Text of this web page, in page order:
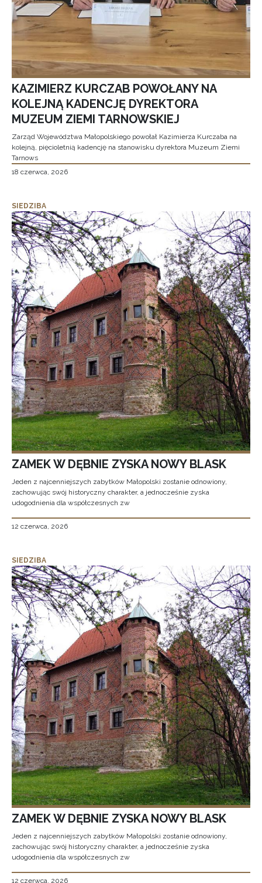
KAZIMIERZ KURCZAB POWOŁANY NA
KOLEJNĄ KADENCJĘ DYREKTORA
MUZEUM ZIEMI TARNOWSKIEJ
Zarząd Województwa Małopolskiego powołał Kazimierza Kurczaba na
kolejną, pięcioletnią kadencję na stanowisku dyrektora Muzeum Ziemi
Tarnows
18 czerwca, 2026
SIEDZIBA
ZAMEK W DĘBNIE ZYSKA NOWY BLASK
Jeden z najcenniejszych zabytków Małopolski zostanie odnowiony,
zachowując swój historyczny charakter, a jednocześnie zyska
udogodnienia dla współczesnych zw
12 czerwca, 2026
SIEDZIBA
ZAMEK W DĘBNIE ZYSKA NOWY BLASK
Jeden z najcenniejszych zabytków Małopolski zostanie odnowiony,
zachowując swój historyczny charakter, a jednocześnie zyska
udogodnienia dla współczesnych zw
12 czerwca, 2026